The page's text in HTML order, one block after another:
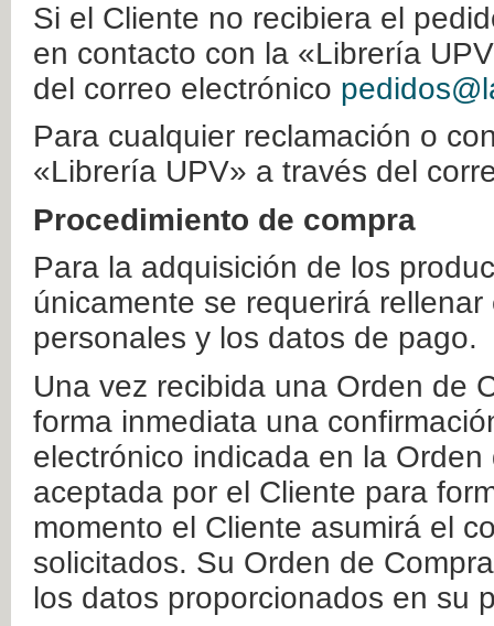
Si el Cliente no recibiera el
en contacto con la «Librería
del correo electrónico
Para cualquier reclamación o
«Librería UPV» a través del
Procedimiento de compra
Para la adquisición de los
únicamente se requerirá
personales y los datos de pago.
Una vez recibida una Orden de
forma inmediata una
electrónico indicada en la
aceptada por el Cliente para
momento el Cliente asumirá el
solicitados. Su Orden de
los datos proporcionados en su